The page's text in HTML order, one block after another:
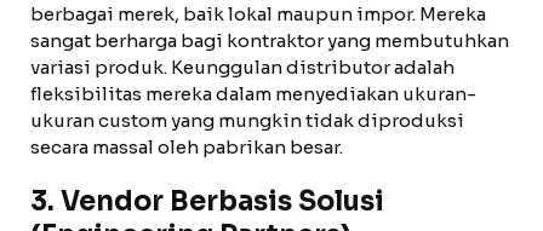
berbagai merek, baik lokal maupun impor. Mereka
sangat berharga bagi kontraktor yang membutuhkan
variasi produk. Keunggulan distributor adalah
fleksibilitas mereka dalam menyediakan ukuran-
ukuran custom yang mungkin tidak diproduksi
secara massal oleh pabrikan besar.
3. Vendor Berbasis Solusi